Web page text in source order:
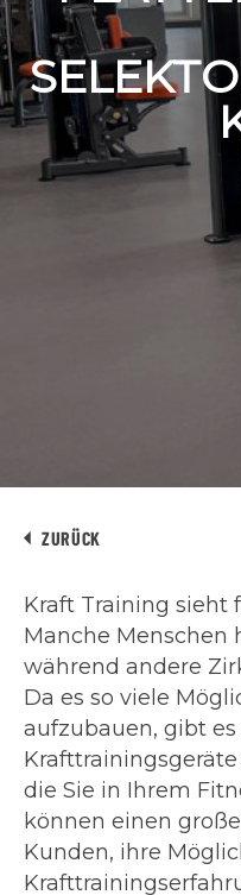
ZURÜCK
Kraft Training sieht
Manche Menschen
während andere
Da es so viele
aufzubauen, gibt
die Sie in Ihrem
können einen
Kunden, ihre